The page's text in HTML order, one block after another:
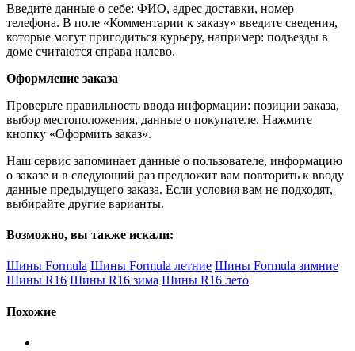
Введите данные о себе: ФИО, адрес доставки, номер
телефона. В поле «Комментарии к заказу» введите сведения,
которые могут пригодиться курьеру, например: подъезды в
доме считаются справа налево.
Оформление заказа
Проверьте правильность ввода информации: позиции заказа,
выбор местоположения, данные о покупателе. Нажмите
кнопку «Оформить заказ».
Наш сервис запоминает данные о пользователе, информацию
о заказе и в следующий раз предложит вам повторить к вводу
данные предыдущего заказа. Если условия вам не подходят,
выбирайте другие варианты.
Возможно, вы также искали:
Шины Formula Шины Formula летние Шины Formula зимние
Шины R16 Шины R16 зима Шины R16 лето
Похожие